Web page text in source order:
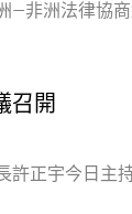
—非洲法律協
召開
許正宇今日主